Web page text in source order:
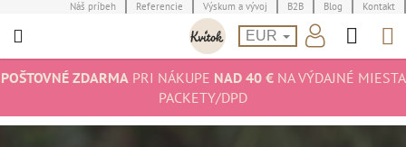
na
Náš príbeh Referencie Výskum a vývoj B2B Blog Kontakt
EUR
POŠTOVNÉ ZDARMAPRI NÁKUPE NAD 40 €NA VÝDAJNÉ MIESTA
PACKETY/DPD